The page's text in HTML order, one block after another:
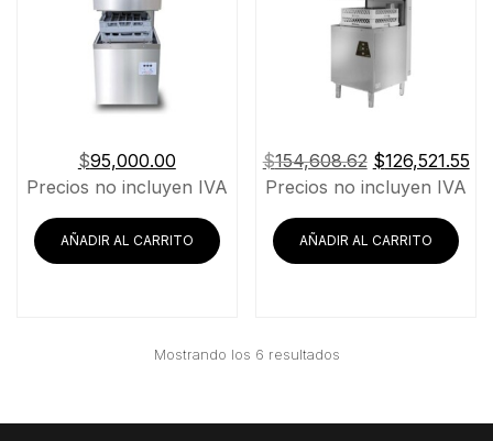
$95,000.00
Precios no incluyen IVA
AÑADIR AL CARRITO
$154,608.62 El
precio
era:
$154,608.62.
$126,521.55El
Precios no incluyen IVA
AÑADIR AL CARRITO
Mostrando los 6 resultadosOrdenado